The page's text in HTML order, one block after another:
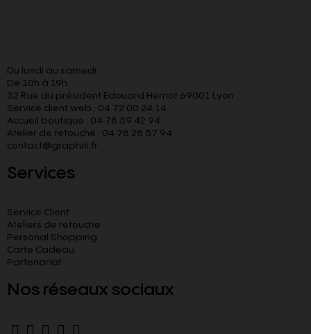
Du lundi au samedi
De 10h à 19h
32 Rue du président Edouard Herriot 69001 Lyon
Service client web : 04 72 00 24 14
Accueil boutique : 04 78 39 42 94
Atelier de retouche : 04 78 28 57 94
contact@graphiti.fr
Services
Service Client
Ateliers de retouche
Personal Shopping
Carte Cadeau
Partenariat
Nos réseaux sociaux